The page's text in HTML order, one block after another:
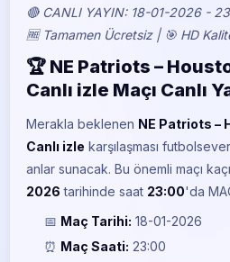
🔴 CANLI YAYIN: 18-01-2026 -
🆓 Tamamen Ücretsiz | 🎯 HD
🏆 NE Patriots –
Canlı izle Maçı Canlı
Merakla beklenen NE Patriots –
Canlı izle karşılaşması
anlar sunacak. Bu önemli maçı
2026 tarihinde saat 23:00'da
📅 Maç Tarihi: 18-01-2026
⏰ Maç Saati: 23:00